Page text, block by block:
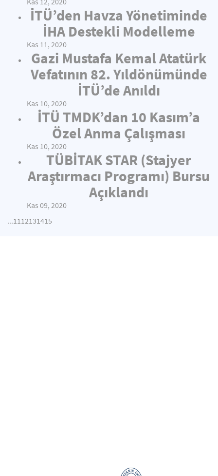
İTÜ’den Havza Yönetiminde
İHA Destekli Modelleme
Kas 11, 2020
Gazi Mustafa Kemal Atatürk
Vefatının 82. Yıldönümünde
İTÜ’de Anıldı
Kas 10, 2020
İTÜ TMDK’dan 10 Kasım’a
Özel Anma Çalışması
Kas 10, 2020
TÜBİTAK STAR (Stajyer
Araştırmacı Programı) Bursu
Açıklandı
Kas 09, 2020
...1112131415